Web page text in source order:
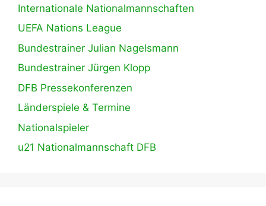
Internationale Nationalmannschaften
UEFA Nations League
Bundestrainer Julian Nagelsmann
Bundestrainer Jürgen Klopp
DFB Pressekonferenzen
Länderspiele & Termine
Nationalspieler
u21 Nationalmannschaft DFB